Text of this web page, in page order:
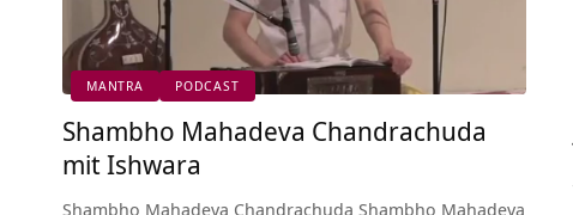
MANTRA PODCAST
Shambho Mahadeva Chandrachuda
mit Ishwara
Shambho Mahadeva Chandrachuda Shambho Mahadeva